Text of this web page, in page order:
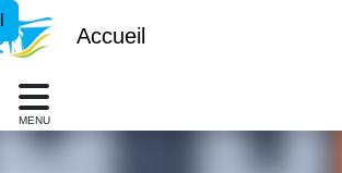
Accueil
MENU